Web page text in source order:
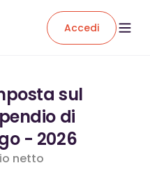
Accedi
sul
di
- 2026
netto